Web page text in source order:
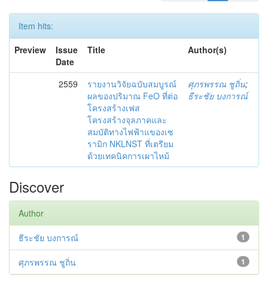
Item hits:
Preview
Issue
Date
Title Author(s)
2559
รายงานวิจัยฉบับสมบูรณ์
ผลของปริมาณ FeO ที่ต่อ
โครงสร้างเฟส
โครงสร้างจุลภาคและ
สมบัติทางไฟฟ้าแของเซ
รามิก NKLNST ที่เตรียม
ด้วยเทคนิคการเผาไหม้
ศุภรพรรณ ชูถิ่น;
ธีระชัย บงการณ์
Discover
Author
1
ธีระชัย บงการณ์
1
ศุภรพรรณ ชูถิ่น